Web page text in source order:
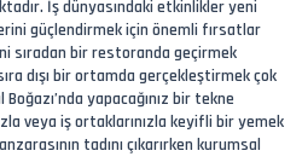
İş dünyasındaki etkinlikler yeni
güçlendirmek için önemli fırsatlar
sıradan bir restoranda geçirmek
dışı bir ortamda gerçekleştirmek çok
yapacağınız bir tekne
veya iş ortaklarınızla keyifli bir yemek
tadını çıkarırken kurumsal